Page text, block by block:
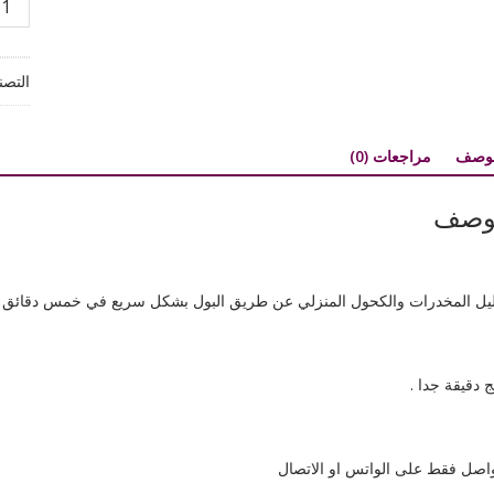
تحليل
مراجعات (0)
المخدرات والكحول المنزلي عن طريق البول بشكل سريع في خمس دقائق
دقيقة جدا .
فقط على الواتس او الاتصال